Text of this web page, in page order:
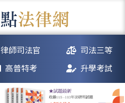
律師司法官
司法三等
高普特考 升學考試